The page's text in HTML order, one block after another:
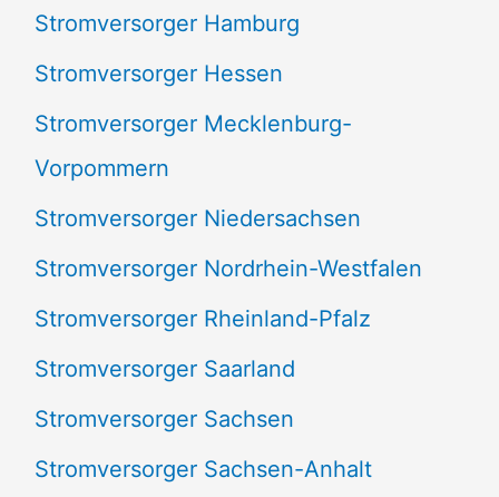
Stromversorger Hamburg
Stromversorger Hessen
Stromversorger Mecklenburg-
Vorpommern
Stromversorger Niedersachsen
Stromversorger Nordrhein-Westfalen
Stromversorger Rheinland-Pfalz
Stromversorger Saarland
Stromversorger Sachsen
Stromversorger Sachsen-Anhalt